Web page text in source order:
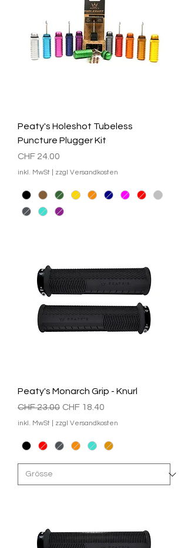
Peaty's Holeshot Tubeless
Puncture Plugger Kit
Preis
CHF 24.00
inkl. MwSt zzgl Versandkosten
Peaty's Monarch Grip - Knurl
Standardpreis
CHF 23.00 Sale-Preis
CHF 18.40
inkl. MwSt zzgl Versandkosten